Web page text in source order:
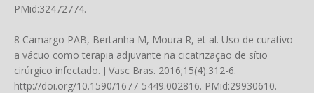
PMid:32472774.
8 Camargo PAB, Bertanha M, Moura R, et al. Uso de curativo
a vácuo como terapia adjuvante na cicatrização de sítio
cirúrgico infectado. J Vasc Bras. 2016;15(4):312-6.
http://doi.org/10.1590/1677-5449.002816. PMid:29930610.